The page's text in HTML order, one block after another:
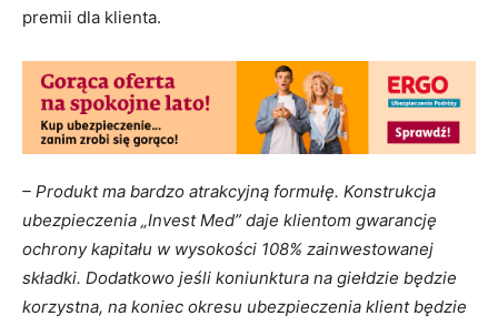
premii dla klienta.
– Produkt ma bardzo atrakcyjną formułę. Konstrukcja
ubezpieczenia „Invest Med” daje klientom gwarancję
ochrony kapitału w wysokości 108% zainwestowanej
składki. Dodatkowo jeśli koniunktura na giełdzie będzie
korzystna, na koniec okresu ubezpieczenia klient będzie